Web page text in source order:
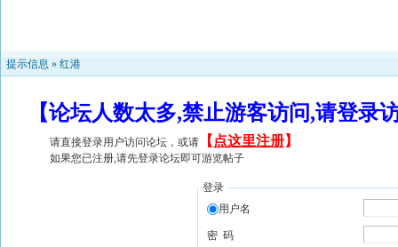
提示信息 » 红港
【论坛人数太多,禁止游客访问,请登
请直接登录用户访问论坛，或请 【 点这里注册】
如果您已注册,请先登录论坛即可游览帖子
登录
用户名
密 码